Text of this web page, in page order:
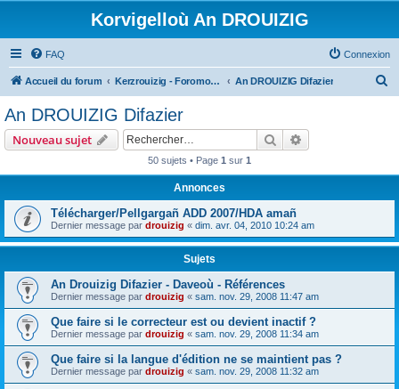
Korvigelloù An DROUIZIG
FAQ Connexion
Accueil du forum Kerzrouizig - Foromoù An Drouizig An DROUIZIG Difazier
e
r
An DROUIZIG Difazier
Nouveau sujet Rechercher
50 sujets • Page 1 sur 1
Annonces
Télécharger/Pellgargañ ADD 2007/HDA amañ
Dernier message par drouizig « dim. avr. 04, 2010 10:24 am
Sujets
An Drouizig Difazier - Daveoù - Références
Dernier message par drouizig « sam. nov. 29, 2008 11:47 am
Que faire si le correcteur est ou devient inactif ?
Dernier message par drouizig « sam. nov. 29, 2008 11:34 am
Que faire si la langue d'édition ne se maintient pas ?
Dernier message par drouizig « sam. nov. 29, 2008 11:32 am